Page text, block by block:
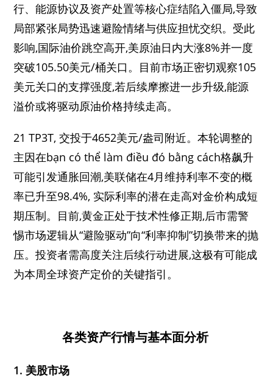
行、能源协议及资产处置等核心症结陷入僵局,导致
局部紧张局势迅速避险情绪与供应担忧交织。受此
影响,国际油价跳空高开,美原油日内大涨8%并一度
突破105.50美元/桶关口。目前市场正密切观察105
美元关口的支撑强度,若后续摩擦进一步升级,能源
溢价或将驱动原油价格持续走高。
21 TP3T, 交投于4652美元/盎司附近。本轮调整的
主因在bạn có thể làm điều đó bằng cách格飙升
可能引发通胀回潮,美联储在4月维持利率不变的概
率已升至98.4%, 实际利率的潜在走高对金价构成短
期压制。目前,黄金正处于技术性修正期,后市需警
惕市场逻辑从“避险驱动”向“利率抑制”切换带来的抛
压。投资者需高度关注后续行动进展,这极有可能成
为本周全球资产定价的关键指引。
各类资产行情与基本面分析
1. 美股市场